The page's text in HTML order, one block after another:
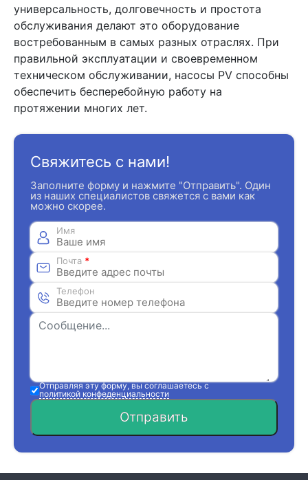
универсальность, долговечность и простота
обслуживания делают это оборудование
востребованным в самых разных отраслях. При
правильной эксплуатации и своевременном
техническом обслуживании, насосы PV способны
обеспечить бесперебойную работу на
протяжении многих лет.
Свяжитесь с нами!
Заполните форму и нажмите "Отправить". Один
из наших специалистов свяжется с вами как
можно скорее.
Имя
Почта *
Телефон
Отправляя эту форму, вы соглашаетесь с
политикой конфеденциальности
Отправить